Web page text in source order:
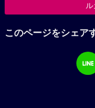
このページをシェア